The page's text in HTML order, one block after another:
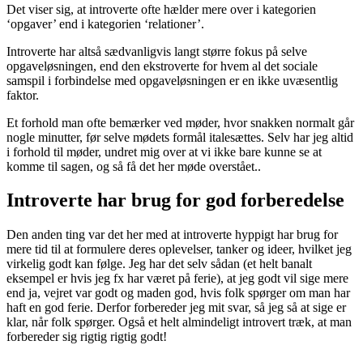
Det viser sig, at introverte ofte hælder mere over i kategorien
‘opgaver’ end i kategorien ‘relationer’.
Introverte har altså sædvanligvis langt større fokus på selve
opgaveløsningen, end den ekstroverte for hvem al det sociale
samspil i forbindelse med opgaveløsningen er en ikke uvæsentlig
faktor.
Et forhold man ofte bemærker ved møder, hvor snakken normalt går
nogle minutter, før selve mødets formål italesættes. Selv har jeg altid
i forhold til møder, undret mig over at vi ikke bare kunne se at
komme til sagen, og så få det her møde overstået..
Introverte har brug for god forberedelse
Den anden ting var det her med at introverte hyppigt har brug for
mere tid til at formulere deres oplevelser, tanker og ideer, hvilket jeg
virkelig godt kan følge. Jeg har det selv sådan (et helt banalt
eksempel er hvis jeg fx har været på ferie), at jeg godt vil sige mere
end ja, vejret var godt og maden god, hvis folk spørger om man har
haft en god ferie. Derfor forbereder jeg mit svar, så jeg så at sige er
klar, når folk spørger. Også et helt almindeligt introvert træk, at man
forbereder sig rigtig rigtig godt!